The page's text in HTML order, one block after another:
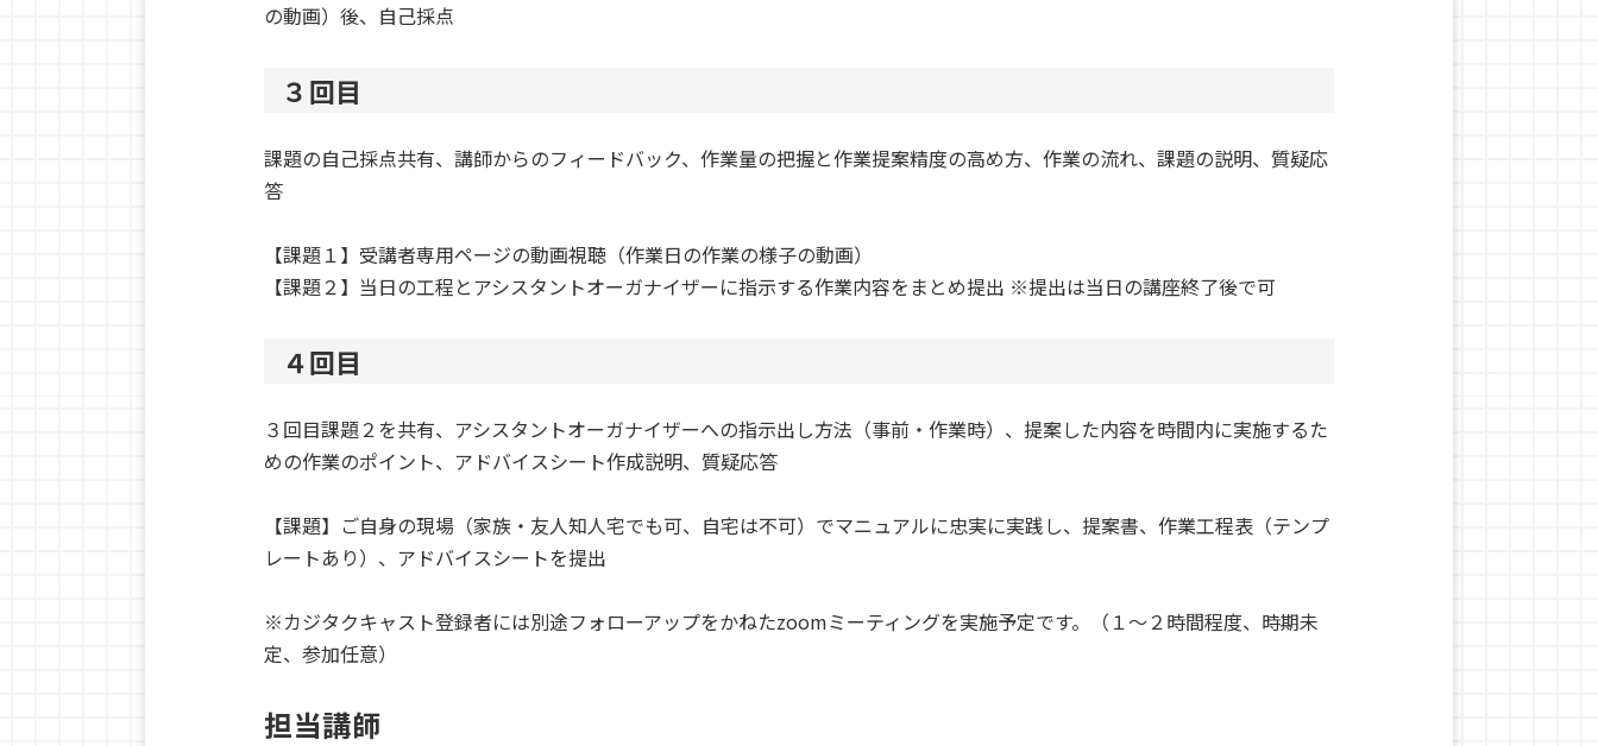
の動画）後、自己採点
３回目
課題の自己採点共有、講師からのフィードバック、作業量の把握と作業提案精度の高め方、作業の流れ、課題の説明、質疑応
答
【課題１】受講者専用ページの動画視聴（作業日の作業の様子の動画）
【課題２】当日の工程とアシスタントオーガナイザーに指示する作業内容をまとめ提出 ※提出は当日の講座終了後で可
４回目
３回目課題２を共有、アシスタントオーガナイザーへの指示出し方法（事前・作業時）、提案した内容を時間内に実施するた
めの作業のポイント、アドバイスシート作成説明、質疑応答
【課題】ご自身の現場（家族・友人知人宅でも可、自宅は不可）でマニュアルに忠実に実践し、提案書、作業工程表（テンプ
レートあり）、アドバイスシートを提出
※カジタクキャスト登録者には別途フォローアップをかねたzoomミーティングを実施予定です。（１～２時間程度、時期未
定、参加任意）
担当講師